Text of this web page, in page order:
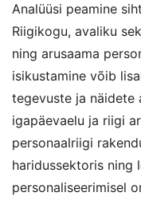
Analüüsi peamine
Riigikogu, avaliku
ning arusaama
isikustamine võib
tegevuste ja näidete
igapäevaelu ja riigi
personaalriigi
haridussektoris ning
personaliseerimisel